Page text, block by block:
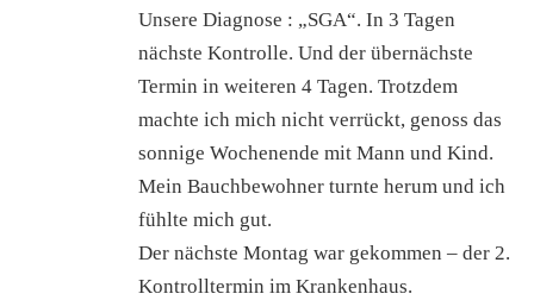
Unsere Diagnose : „SGA“. In 3 Tagen
nächste Kontrolle. Und der übernächste
Termin in weiteren 4 Tagen. Trotzdem
machte ich mich nicht verrückt, genoss das
sonnige Wochenende mit Mann und Kind.
Mein Bauchbewohner turnte herum und ich
fühlte mich gut.
Der nächste Montag war gekommen – der 2.
Kontrolltermin im Krankenhaus.